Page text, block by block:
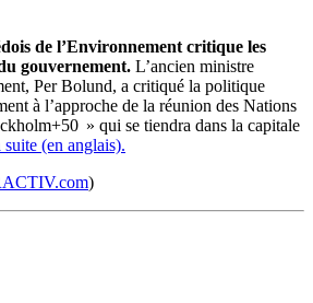
de l’Environnement critique les
gouvernement. L’ancien ministre
Per Bolund, a critiqué la politique
à l’approche de la réunion des Nations
» qui se tiendra dans la capitale
(en anglais).
)